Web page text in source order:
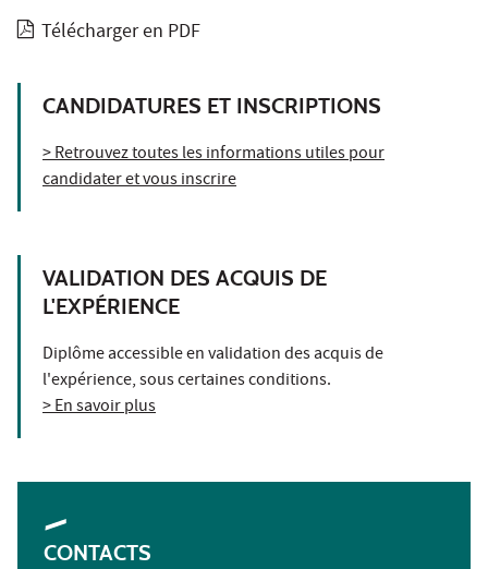
Télécharger en PDF
CANDIDATURES ET INSCRIPTIONS
> Retrouvez toutes les informations utiles pour
candidater et vous inscrire
VALIDATION DES ACQUIS DE
L'EXPÉRIENCE
Diplôme accessible en validation des acquis de
l'expérience, sous certaines conditions.
> En savoir plus
CONTACTS